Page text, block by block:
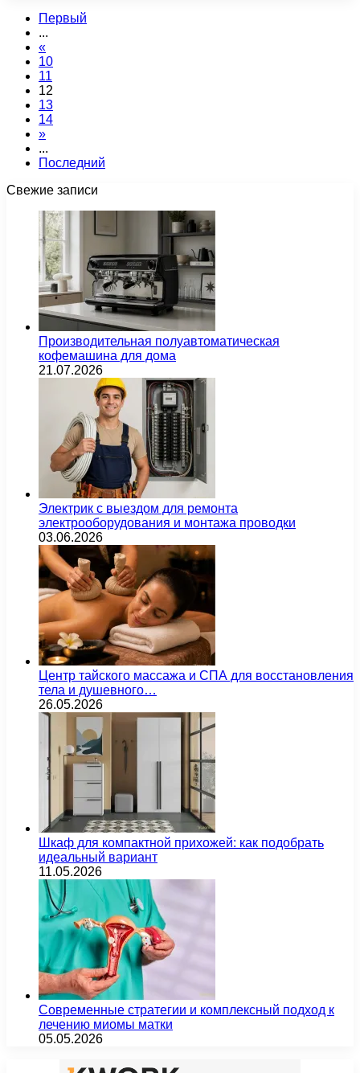
Первый
...
«
10
11
12
13
14
»
...
Последний
Свежие записи
Производительная полуавтоматическая
кофемашина для дома
21.07.2026
Электрик с выездом для ремонта
электрооборудования и монтажа проводки
03.06.2026
Центр тайского массажа и СПА для восстановления
тела и душевного…
26.05.2026
Шкаф для компактной прихожей: как подобрать
идеальный вариант
11.05.2026
Современные стратегии и комплексный подход к
лечению миомы матки
05.05.2026